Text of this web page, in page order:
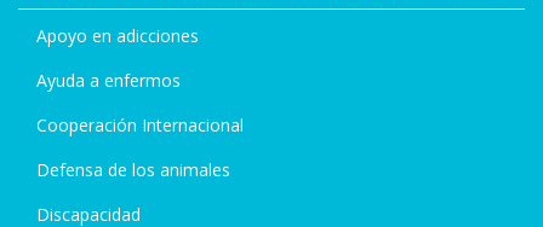
Apoyo en adicciones
Ayuda a enfermos
Cooperación Internacional
Defensa de los animales
Discapacidad